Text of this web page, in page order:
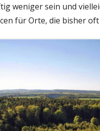
weniger sein und
für Orte, die bisher